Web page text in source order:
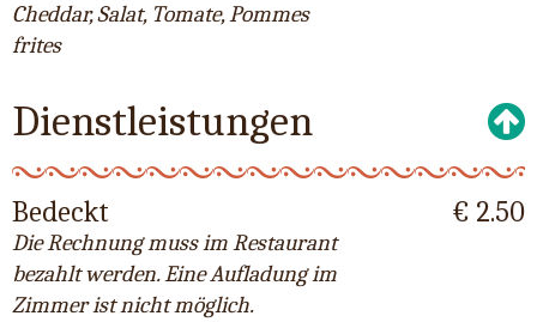
Cheddar, Salat, Tomate, Pommes
frites
Dienstleistungen
Bedeckt
Die Rechnung muss im Restaurant
bezahlt werden. Eine Aufladung im
Zimmer ist nicht möglich.
€ 2.50